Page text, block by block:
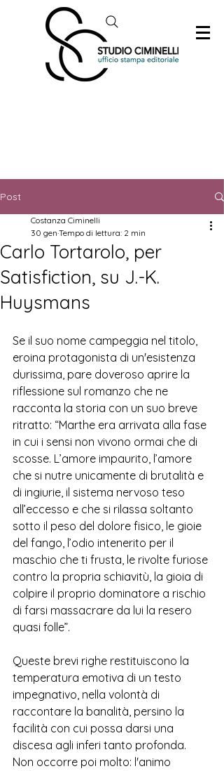
Post
Carlo Tortarolo, per
Satisfiction, su J.-K.
Huysmans
Costanza Ciminelli
30 gen Tempo di lettura: 2 min
Se il suo nome campeggia nel titolo,
eroina protagonista di un'esistenza
durissima, pare doveroso aprire la
riflessione sul romanzo che ne
racconta la storia con un suo breve
ritratto: “Marthe era arrivata alla fase
in cui i sensi non vivono ormai che di
scosse. L’amore impaurito, l’amore
che si nutre unicamente di brutalità e
di ingiurie, il sistema nervoso teso
all’eccesso e che si rilassa soltanto
sotto il peso del dolore fisico, le gioie
del fango, l’odio intenerito per il
maschio che ti frusta, le rivolte furiose
contro la propria schiavitù, la gioia di
colpire il proprio dominatore a rischio
di farsi massacrare da lui la resero
quasi folle”.
Queste brevi righe restituiscono la
temperatura emotiva di un testo
impegnativo, nella volontà di
raccontare la banalità, persino la
facilità con cui possa darsi una
discesa agli inferi tanto profonda.
Non occorre poi molto: l'animo